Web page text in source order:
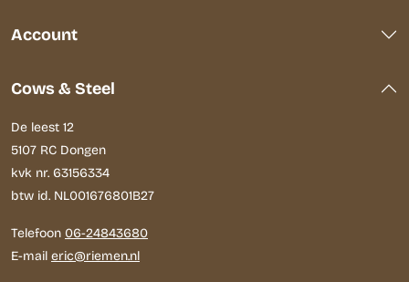
Account
Cows & Steel
De leest 12
5107 RC Dongen
kvk nr. 63156334
btw id. NL001676801B27
Telefoon 06-24843680
E-mail eric@riemen.nl